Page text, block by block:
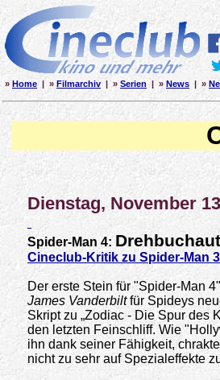
» Home| » Filmarchiv | » Serien | » News | »
Dienstag, November
Spider-Man 4:
Cineclub-Kritik zu Spider-Man 3
Der erste Stein für "Spider-Man
James Vanderbiltfür Spideys
Skript zu „Zodiac - Die Spur des
den letzten Feinschliff. Wie
ihn dank seiner Fähigkeit,
nicht zu sehr auf Spezialeffekte